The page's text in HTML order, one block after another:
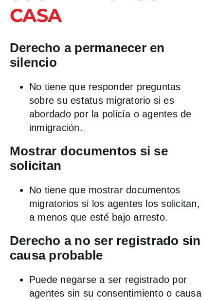
CASA
Derecho a permanecer en
silencio
No tiene que responder preguntas
sobre su estatus migratorio si es
abordado por la policía o agentes de
inmigración.
Mostrar documentos si se
solicitan
No tiene que mostrar documentos
migratorios si los agentes los solicitan,
a menos que esté bajo arresto.
Derecho a no ser registrado sin
causa probable
Puede negarse a ser registrado por
agentes sin su consentimiento o causa